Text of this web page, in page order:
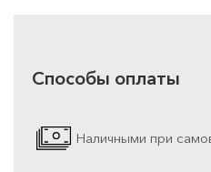
Способы оплаты
Наличными при